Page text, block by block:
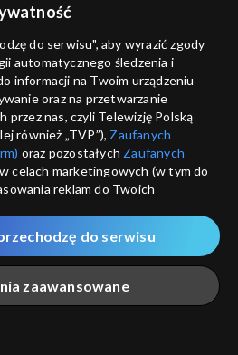
ANULUJ
do serwisu", aby wyrazić zgody
automatycznego śledzenia i
informacji na Twoim urządzeniu
oraz na przetwarzanie
przez nas, czyli Telewizję Polską
również „TVP”), Zaufanych
oraz pozostałych Zaufanych
celach marketingowych (w tym do
reklam do Twoich
także zgody na udostępnianie
do Google.
podczas odwiedzania przez
serwisówzwanych dalej
zapisywane za pomocą
zaawansowane
do serwisu